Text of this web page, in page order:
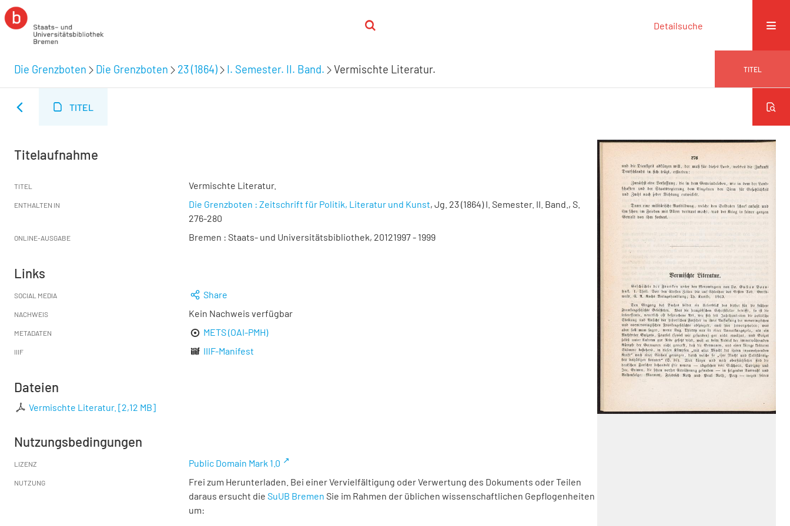
Detailsuche
Die Grenzboten Die Grenzboten 23 (1864) I. Semester. II. Band. Vermischte Literatur. TITEL
TITEL
Titelaufnahme
TITEL Vermischte Literatur.
ENTHALTEN IN Die Grenzboten : Zeitschrift für Politik, Literatur und Kunst, Jg. 23 (1864) I. Semester. II. Band., S.
276-280
ONLINE-AUSGABE Bremen : Staats- und Universitätsbibliothek, 20121997 - 1999
Links
SOCIAL MEDIA Share
NACHWEIS Kein Nachweis verfügbar
METADATEN METS (OAI-PMH)
IIIF IIIF-Manifest
Dateien
Vermischte Literatur. [2,12 MB]
Nutzungsbedingungen
LIZENZ Public Domain Mark 1.0
NUTZUNG
Frei zum Herunterladen. Bei einer Vervielfältigung oder Verwertung des Dokuments oder Teilen
daraus ersucht die SuUB Bremen Sie im Rahmen der üblichen wissenschaftlichen Gepflogenheiten
um: